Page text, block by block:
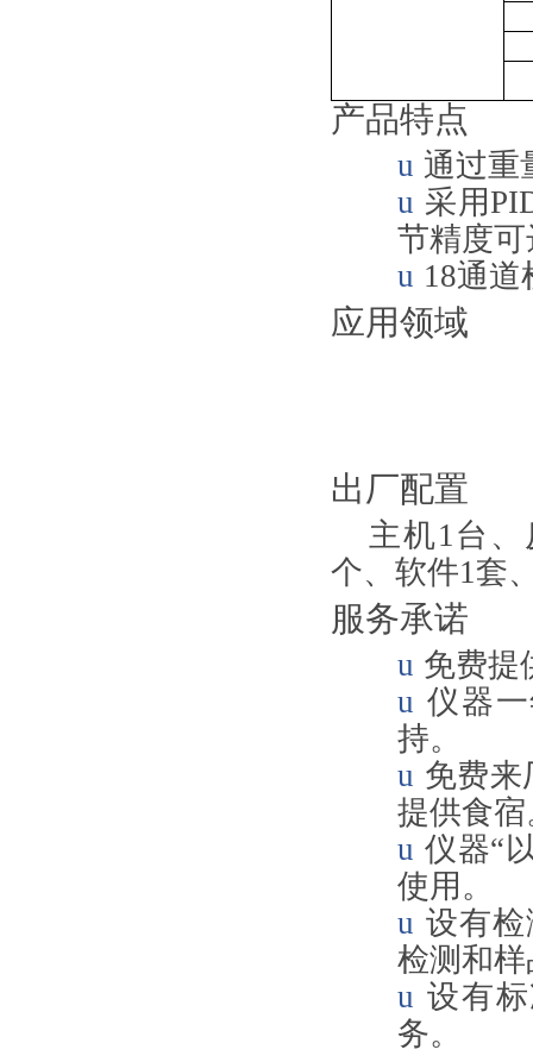
产品特点
u 通过重
u 采用
节精度
u 18通道
应用领域
出厂配置
主机1台
个、软件1套
服务承诺
u 免费提
u 仪器
持。
u 免费来
提供食宿
u 仪器“
使用。
u 设有
检测和
u 设有
务。